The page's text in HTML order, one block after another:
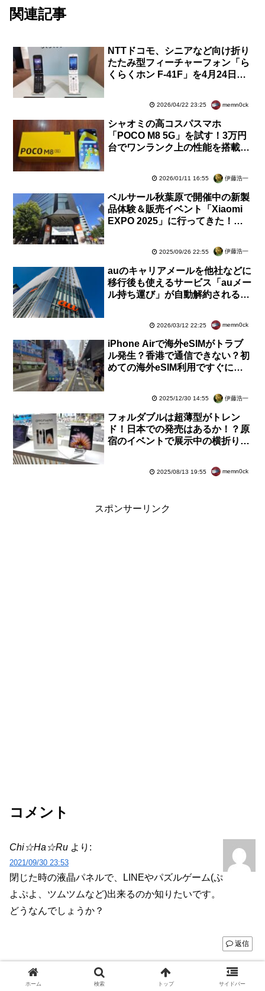
関連記事
NTTドコモ、シニアなど向け折り
たたみ型フィーチャーフォン「ら
くらくホン F-41F」を4月24日に
2026/04/22 23:25 memn0ck
シャオミの高コスパスマホ
「POCO M8 5G」を試す！3万円
台でワンランク上の性能を搭載。
2026/01/11 16:55 伊藤浩一
ベルサール秋葉原で開催中の新製
品体験＆販売イベント「Xiaomi
EXPO 2025」に行ってきた！実
2025/09/26 22:55 伊藤浩一
auのキャリアメールを他社などに
移行後も使えるサービス「auメー
ル持ち運び」が自動解約される問
2026/03/12 22:25 memn0ck
iPhone Airで海外eSIMがトラブ
ル発生？香港で通信できない？初
めての海外eSIM利用ですぐにア
2025/12/30 14:55 伊藤浩一
フォルダブルは超薄型がトレン
ド！日本での発売はあるか！？原
宿のイベントで展示中の横折りス
2025/08/13 19:55 memn0ck
スポンサーリンク
コメント
Chi☆Ha☆Ru より:
2021/09/30 23:53
閉じた時の液晶パネルで、LINEやパズルゲーム(ぷ
よぷよ、ツムツムなど)出来るのか知りたいです。
どうなんでしょうか？
返信
コメントを書き込む
ホーム 検索 トップ サイドバー